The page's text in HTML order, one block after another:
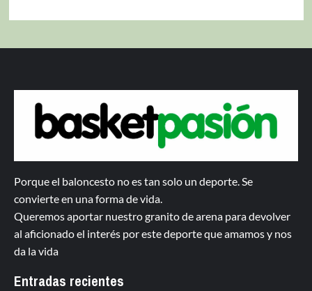
Porque el baloncesto no es tan solo un deporte. Se
convierte en una forma de vida.
Queremos aportar nuestro granito de arena para devolver
al aficionado el interés por este deporte que amamos y nos
da la vida
Entradas recientes